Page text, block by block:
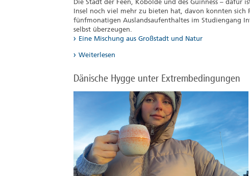
Die Stadt der Feen, Kobolde und des Guinness – dafür
Insel noch viel mehr zu bieten hat, davon konnten sich
fünfmonatigen Auslandsaufenthaltes im Studiengang
selbst überzeugen.
Eine Mischung aus Großstadt und Natur
Weiterlesen
Dänische Hygge unter Extrembedingungen